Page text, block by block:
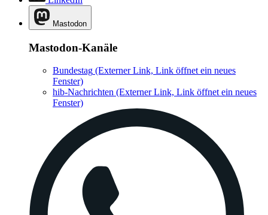
Mastodon
Mastodon-Kanäle
Bundestag (Externer Link, Link öffnet ein neues
Fenster)
hib-Nachrichten (Externer Link, Link öffnet ein neues
Fenster)